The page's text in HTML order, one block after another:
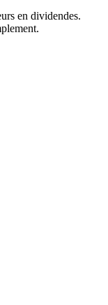
en dividendes.